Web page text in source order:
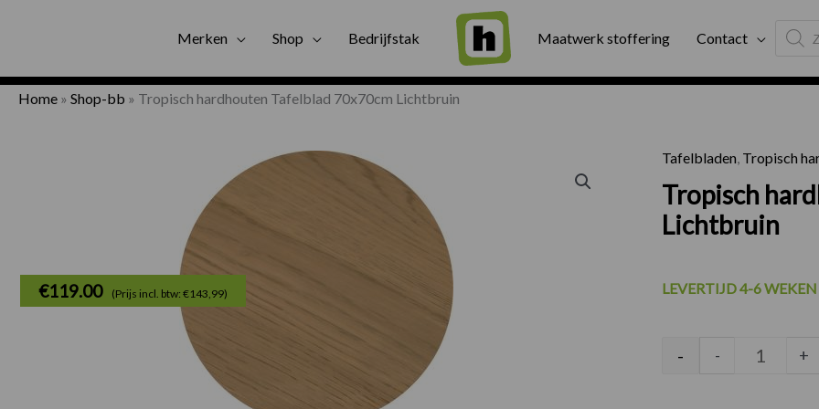
Merken Shop Bedrijfstak Maatwerk stoffering Contact
search
Gratis bezorging Binnen twee werkdagen geleverd
Home » Shop-bb » Tropisch hardhouten Tafelblad 70x70cm Lichtbruin
Tafelbladen, Tropisch
Tropisch
Lichtbruin
€119.00 (Prijs incl. btw: €143,99) LEVERTIJD 4-6 WEKEN
- - +